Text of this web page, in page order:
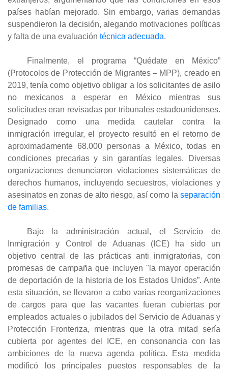
países habían mejorado. Sin embargo, varias demandas
suspendieron la decisión, alegando motivaciones políticas
y falta de una evaluación técnica adecuada.
Finalmente, el programa “Quédate en México”
(Protocolos de Protección de Migrantes – MPP), creado en
2019, tenía como objetivo obligar a los solicitantes de asilo
no mexicanos a esperar en México mientras sus
solicitudes eran revisadas por tribunales estadounidenses.
Designado como una medida cautelar contra la
inmigración irregular, el proyecto resultó en el retorno de
aproximadamente 68.000 personas a México, todas en
condiciones precarias y sin garantías legales. Diversas
organizaciones denunciaron violaciones sistemáticas de
derechos humanos, incluyendo secuestros, violaciones y
asesinatos en zonas de alto riesgo, así como la separación
de familias.
Bajo la administración actual, el Servicio de
Inmigración y Control de Aduanas (ICE) ha sido un
objetivo central de las prácticas anti inmigratorias, con
promesas de campaña que incluyen "la mayor operación
de deportación de la historia de los Estados Unidos”. Ante
esta situación, se llevaron a cabo varias reorganizaciones
de cargos para que las vacantes fueran cubiertas por
empleados actuales o jubilados del Servicio de Aduanas y
Protección Fronteriza, mientras que la otra mitad sería
cubierta por agentes del ICE, en consonancia con las
ambiciones de la nueva agenda política. Esta medida
modificó los principales puestos responsables de la